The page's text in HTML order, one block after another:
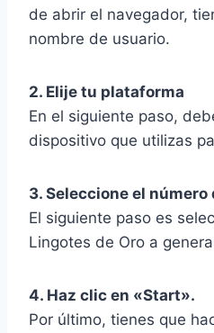
de abrir el navegador,
nombre de usuario.
2. Elije tu plataforma
En el siguiente paso,
dispositivo que utilizas
3. Seleccione el número
El siguiente paso es
Lingotes de Oro a
4. Haz clic en «Start».
Por último, tienes que